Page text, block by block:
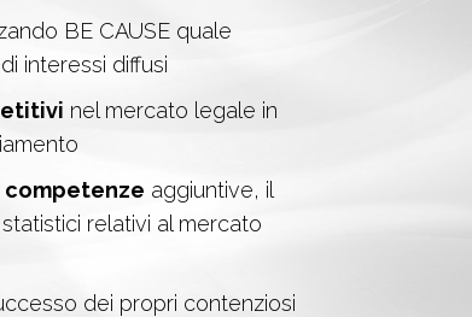
BE CAUSE quale
interessi diffusi
nel mercato legale in
competenze aggiuntive, il
relativi al mercato
dei propri contenziosi